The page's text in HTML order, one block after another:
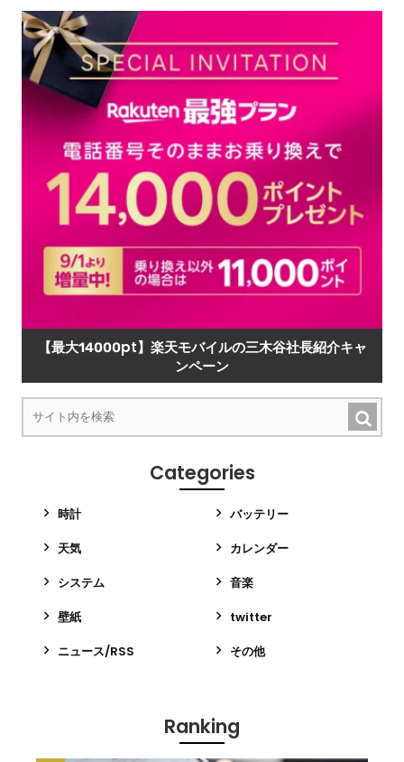
【最大14000pt】楽天モバイルの三木谷社長紹介キャ
ンペーン
Categories
時計
バッテリー
天気
カレンダー
システム
音楽
壁紙
twitter
ニュース/RSS
その他
Ranking